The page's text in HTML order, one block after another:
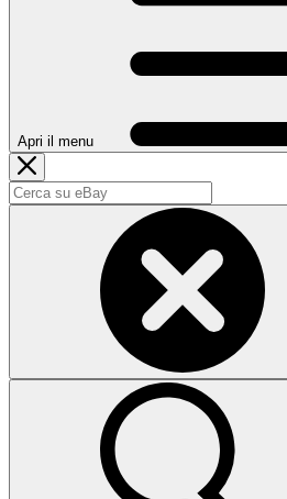
Apri il menu